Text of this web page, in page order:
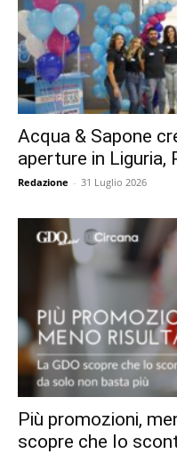
Acqua & Sapone
aperture in Liguria,
Redazione - 31 Luglio 2026
Più promozioni,
scopre che lo